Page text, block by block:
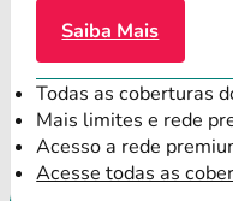
Saiba Mais
Todas as coberturas
Mais limites e rede
Acesso a rede
Acesse todas as